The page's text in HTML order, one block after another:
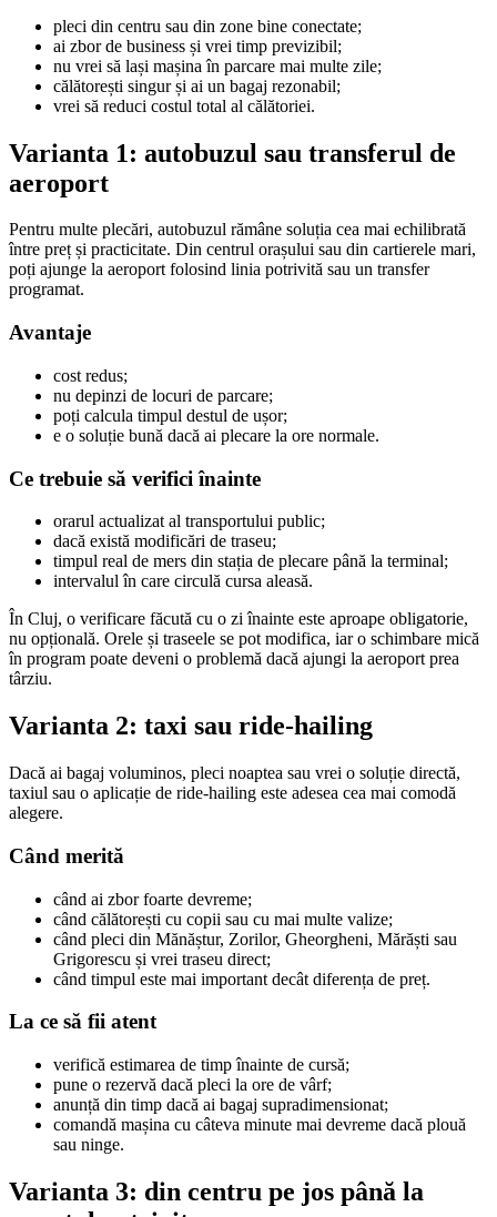
pleci din centru sau din zone bine conectate;
ai zbor de business și vrei timp previzibil;
nu vrei să lași mașina în parcare mai multe zile;
călătorești singur și ai un bagaj rezonabil;
vrei să reduci costul total al călătoriei.
Varianta 1: autobuzul sau transferul de
aeroport
Pentru multe plecări, autobuzul rămâne soluția cea mai echilibrată
între preț și practicitate. Din centrul orașului sau din cartierele mari,
poți ajunge la aeroport folosind linia potrivită sau un transfer
programat.
Avantaje
cost redus;
nu depinzi de locuri de parcare;
poți calcula timpul destul de ușor;
e o soluție bună dacă ai plecare la ore normale.
Ce trebuie să verifici înainte
orarul actualizat al transportului public;
dacă există modificări de traseu;
timpul real de mers din stația de plecare până la terminal;
intervalul în care circulă cursa aleasă.
În Cluj, o verificare făcută cu o zi înainte este aproape obligatorie,
nu opțională. Orele și traseele se pot modifica, iar o schimbare mică
în program poate deveni o problemă dacă ajungi la aeroport prea
târziu.
Varianta 2: taxi sau ride-hailing
Dacă ai bagaj voluminos, pleci noaptea sau vrei o soluție directă,
taxiul sau o aplicație de ride-hailing este adesea cea mai comodă
alegere.
Când merită
când ai zbor foarte devreme;
când călătorești cu copii sau cu mai multe valize;
când pleci din Mănăștur, Zorilor, Gheorgheni, Mărăști sau
Grigorescu și vrei traseu direct;
când timpul este mai important decât diferența de preț.
La ce să fii atent
verifică estimarea de timp înainte de cursă;
pune o rezervă dacă pleci la ore de vârf;
anunță din timp dacă ai bagaj supradimensionat;
comandă mașina cu câteva minute mai devreme dacă plouă
sau ninge.
Varianta 3: din centru pe jos până la